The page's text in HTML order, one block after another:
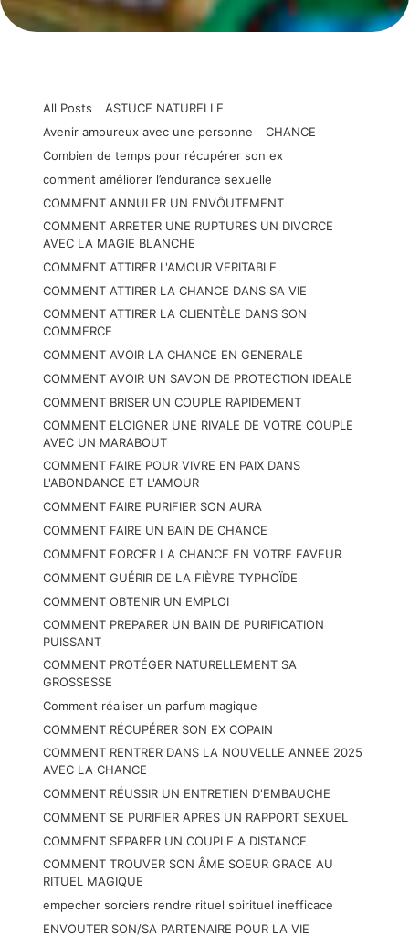
All Posts
ASTUCE NATURELLE
Avenir amoureux avec une personne
CHANCE
Combien de temps pour récupérer son ex
comment améliorer l’endurance sexuelle
COMMENT ANNULER UN ENVÔUTEMENT
COMMENT ARRETER UNE RUPTURES UN DIVORCE
AVEC LA MAGIE BLANCHE
COMMENT ATTIRER L'AMOUR VERITABLE
COMMENT ATTIRER LA CHANCE DANS SA VIE
COMMENT ATTIRER LA CLIENTÈLE DANS SON
COMMERCE
COMMENT AVOIR LA CHANCE EN GENERALE
COMMENT AVOIR UN SAVON DE PROTECTION IDEALE
COMMENT BRISER UN COUPLE RAPIDEMENT
COMMENT ELOIGNER UNE RIVALE DE VOTRE COUPLE
AVEC UN MARABOUT
COMMENT FAIRE POUR VIVRE EN PAIX DANS
L'ABONDANCE ET L'AMOUR
COMMENT FAIRE PURIFIER SON AURA
COMMENT FAIRE UN BAIN DE CHANCE
COMMENT FORCER LA CHANCE EN VOTRE FAVEUR
COMMENT GUÉRIR DE LA FIÈVRE TYPHOÏDE
COMMENT OBTENIR UN EMPLOI
COMMENT PREPARER UN BAIN DE PURIFICATION
PUISSANT
COMMENT PROTÉGER NATURELLEMENT SA
GROSSESSE
Comment réaliser un parfum magique
COMMENT RÉCUPÉRER SON EX COPAIN
COMMENT RENTRER DANS LA NOUVELLE ANNEE 2025
AVEC LA CHANCE
COMMENT RÉUSSIR UN ENTRETIEN D'EMBAUCHE
COMMENT SE PURIFIER APRES UN RAPPORT SEXUEL
COMMENT SEPARER UN COUPLE A DISTANCE
COMMENT TROUVER SON ÂME SOEUR GRACE AU
RITUEL MAGIQUE
empecher sorciers rendre rituel spirituel inefficace
ENVOUTER SON/SA PARTENAIRE POUR LA VIE